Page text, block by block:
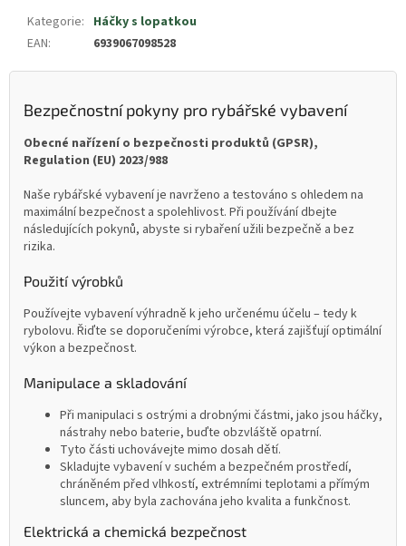
Kategorie: Háčky s lopatkou
EAN: 6939067098528
Bezpečnostní pokyny pro rybářské vybavení
Obecné nařízení o bezpečnosti produktů (GPSR),
Regulation (EU) 2023/988
Naše rybářské vybavení je navrženo a testováno s ohledem na
maximální bezpečnost a spolehlivost. Při používání dbejte
následujících pokynů, abyste si rybaření užili bezpečně a bez
rizika.
Použití výrobků
Používejte vybavení výhradně k jeho určenému účelu – tedy k
rybolovu. Řiďte se doporučeními výrobce, která zajišťují optimální
výkon a bezpečnost.
Manipulace a skladování
Při manipulaci s ostrými a drobnými částmi, jako jsou háčky,
nástrahy nebo baterie, buďte obzvláště opatrní.
Tyto části uchovávejte mimo dosah dětí.
Skladujte vybavení v suchém a bezpečném prostředí,
chráněném před vlhkostí, extrémními teplotami a přímým
sluncem, aby byla zachována jeho kvalita a funkčnost.
Elektrická a chemická bezpečnost